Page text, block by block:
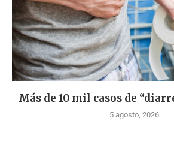
Más de 10 mil casos de
5 agosto, 2026